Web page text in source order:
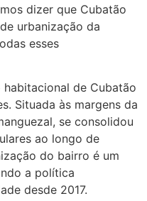
dizer que Cubatão
urbanização da
esses
habitacional de Cubatão
Situada às margens da
se consolidou
ao longo de
do bairro é um
a política
desde 2017.